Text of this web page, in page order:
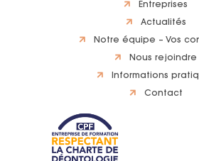
Entreprises
Actualités
Notre équipe – Vos
Nous rejoindre
Informations
Contact